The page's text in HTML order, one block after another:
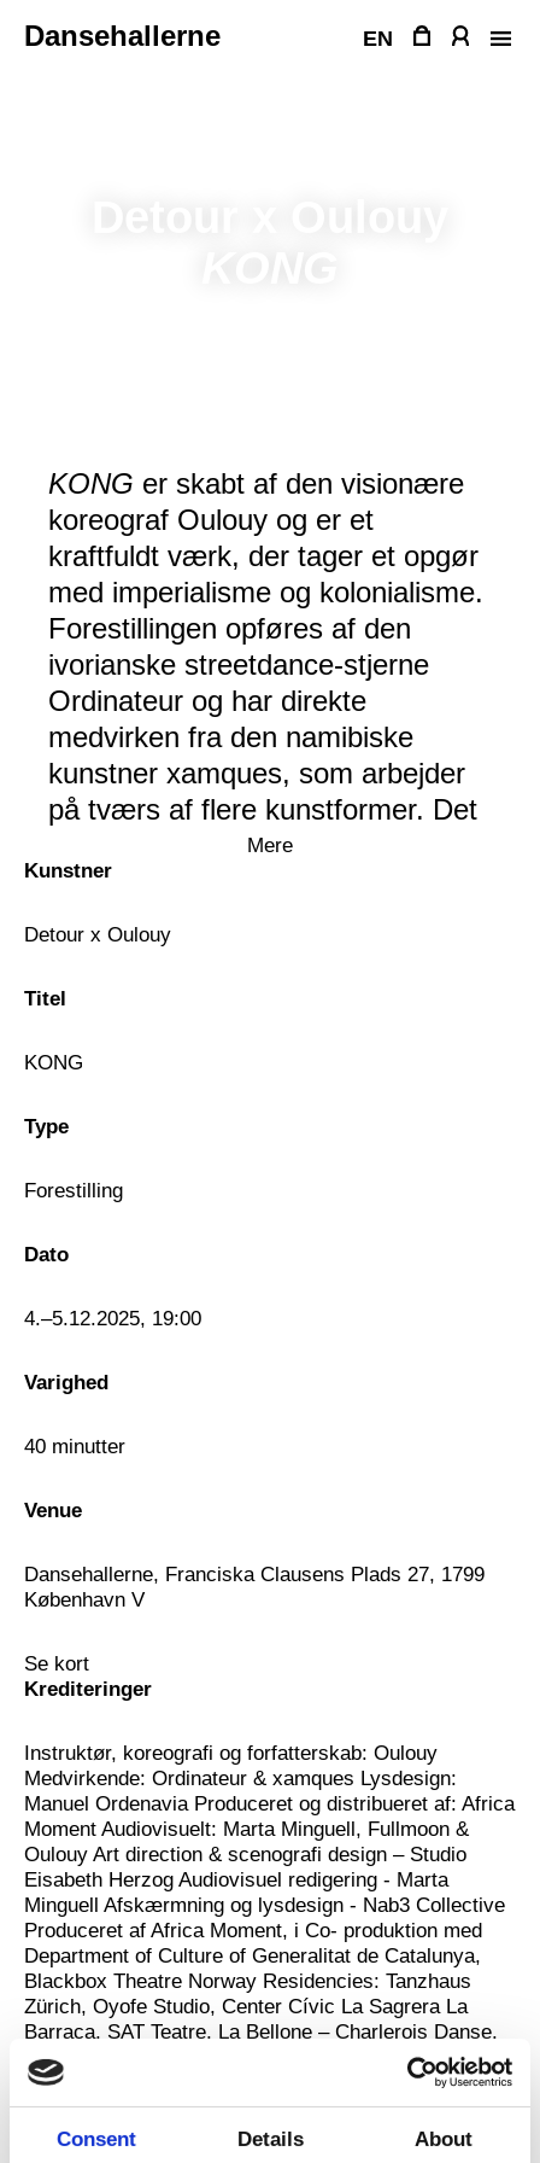
Consent Details About
Dansehallerne EN
KONG er skabt af den visionære
koreograf Oulouy og er et
kraftfuldt værk, der tager et opgør
med imperialisme og kolonialisme.
Forestillingen opføres af den
ivorianske streetdance-stjerne
Ordinateur og har direkte
medvirken fra den namibiske
kunstner xamques, som arbejder
på tværs af flere kunstformer. Det
er et visuelt og lydmæssigt
manifest, hvor billede og lyd
helhed. Resultatet er en forestilling
fyldt med satire og symbolik, hvor
man kan strække betydningen og
billetkapacitet og dermed booking til
til-mølle-princippet.
organisation, grundlagt i 2012 af Sara Jordan,
der fungerer som kreativ leder og stifter.
Gennem årene har Detour været dedikeret til at
internationale Street- og Club-dance-scene.
koreografer – gennem stærke
scenekunstoplevelser, involverende aktiviteter
Et centralt fokus for Detour er at udbrede
sker blandt andet gennem vidensdeling,
workshops og brobygning mellem generationer.
Detour har samtidig skabt et inspirerende rum i
København for både professionelle og ikke-
professionelle afro-danske dansere. Et sted,
hvor den afro-danske minoritet kan genopdage
og forbinde sig med deres kulturelle rødder – og
hvor social og kulturel udveksling får plads til at
blomstre.
http://www.detourfestival.com/
Mere
Kunstner
Detour x Oulouy
Titel
KONG
Type
Forestilling
Dato
4.–5.12.2025, 19:00
Varighed
40 minutter
Venue
Dansehallerne, Franciska Clausens Plads 27, 1799
København V
Se kort
Krediteringer
Instruktør, koreografi og forfatterskab: Oulouy
Medvirkende: Ordinateur & xamques Lysdesign:
Manuel Ordenavia Produceret og distribueret af: Africa
Moment Audiovisuelt: Marta Minguell, Fullmoon &
Oulouy Art direction & scenografi design – Studio
Eisabeth Herzog Audiovisuel redigering - Marta
Minguell Afskærmning og lysdesign - Nab3 Collective
Produceret af Africa Moment, i Co- produktion med
Department of Culture of Generalitat de Catalunya,
Blackbox Theatre Norway Residencies: Tanzhaus
Zürich, Oyofe Studio, Center Cívic La Sagrera La
Barraca, SAT Teatre, La Bellone – Charlerois Danse.
Mere